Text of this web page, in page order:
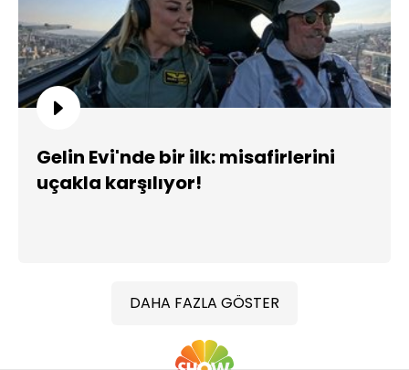
Gelin Evi'nde bir ilk: misafirlerini
uçakla karşılıyor!
DAHA FAZLA GÖSTER